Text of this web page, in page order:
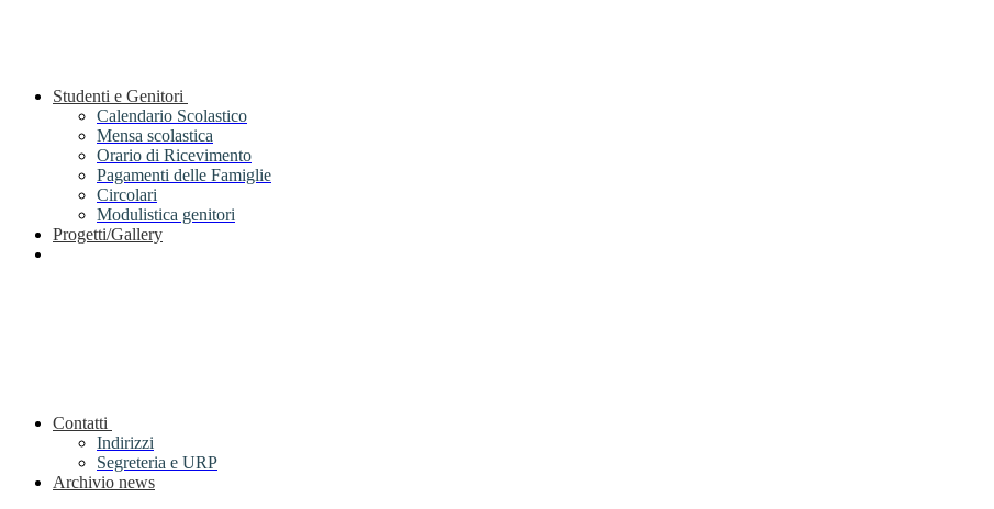
Studenti e Genitori
Calendario Scolastico
Mensa scolastica
Orario di Ricevimento
Pagamenti delle Famiglie
Circolari
Modulistica genitori
Progetti/Gallery
Contatti
Indirizzi
Segreteria e URP
Archivio news